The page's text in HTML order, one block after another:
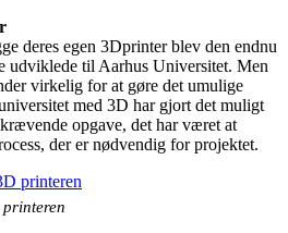
deres egen 3Dprinter blev den endnu
udviklede til Aarhus Universitet. Men
virkelig for at gøre det umulige
med 3D har gjort det muligt
opgave, det har været at
der er nødvendig for projektet.